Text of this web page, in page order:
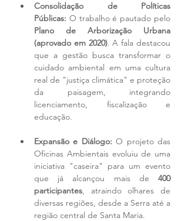
Consolidação de Políticas
Públicas:
Plano de Arborização Urbana
(aprovado em 2020). A fala destacou
que a gestão busca transformar o
cuidado ambiental em uma cultura
real de "justiça climática" e proteção
da paisagem, integrando
licenciamento, fiscalização e
educação.
Expansão e Diálogo: O projeto das
Oficinas Ambientais evoluiu de uma
iniciativa "caseira" para um evento
que já alcançou mais de 400
participantes, atraindo olhares de
diversas regiões, desde a Serra até a
região central de Santa Maria.